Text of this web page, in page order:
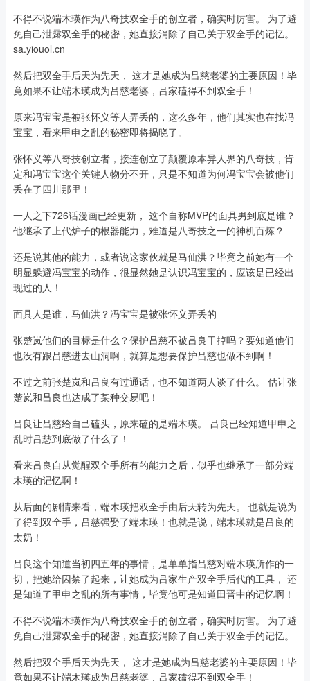
不得不说端木瑛作为八奇技双全手的创立者，确实时厉害。 为了避
免自己泄露双全手的秘密，她直接消除了自己关于双全手的记忆。
sa.yiouol.cn
然后把双全手后天为先天， 这才是她成为吕慈老婆的主要原因！毕
竟如果不让端木瑛成为吕慈老婆，吕家磕得不到双全手！
原来冯宝宝是被张怀义等人弄丢的，这么多年，他们其实也在找冯
宝宝，看来甲申之乱的秘密即将揭晓了。
张怀义等八奇技创立者，接连创立了颠覆原本异人界的八奇技，肯
定和冯宝宝这个关键人物分不开，只是不知道为何冯宝宝会被他们
丢在了四川那里！
一人之下726话漫画已经更新， 这个自称MVP的面具男到底是谁？
他继承了上代炉子的根器能力，难道是八奇技之一的神机百炼？
还是说其他的能力，或者说这家伙就是马仙洪？毕竟之前她有一个
明显躲避冯宝宝的动作，很显然她是认识冯宝宝的，应该是已经出
现过的人！
面具人是谁，马仙洪？冯宝宝是被张怀义弄丢的
张楚岚他们的目标是什么？保护吕慈不被吕良干掉吗？要知道他们
也没有跟吕慈进去山洞啊，就算是想要保护吕慈也做不到啊！
不过之前张楚岚和吕良有过通话，也不知道两人谈了什么。 估计张
楚岚和吕良也达成了某种交易吧！
吕良让吕慈给自己磕头，原来磕的是端木瑛。 吕良已经知道甲申之
乱时吕慈到底做了什么了！
看来吕良自从觉醒双全手所有的能力之后，似乎也继承了一部分端
木瑛的记忆啊！
从后面的剧情来看，端木瑛把双全手由后天转为先天。 也就是说为
了得到双全手，吕慈强娶了端木瑛！也就是说，端木瑛就是吕良的
太奶！
吕良这个知道当初四五年的事情，是单单指吕慈对端木瑛所作的一
切，把她给囚禁了起来，让她成为吕家生产双全手后代的工具， 还
是知道了甲申之乱的所有事情，毕竟他可是知道田晋中的记忆啊！
不得不说端木瑛作为八奇技双全手的创立者，确实时厉害。 为了避
免自己泄露双全手的秘密，她直接消除了自己关于双全手的记忆。
然后把双全手后天为先天， 这才是她成为吕慈老婆的主要原因！毕
竟如果不让端木瑛成为吕慈老婆，吕家磕得不到双全手！